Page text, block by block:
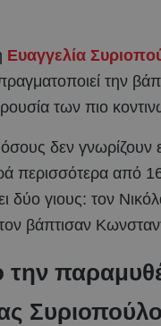
Ευαγγελία
την
των πιο
δεν γνωρίζουν
περισσότερα από
δύο γιους: τον
βάπτισαν
Συριοπούλο